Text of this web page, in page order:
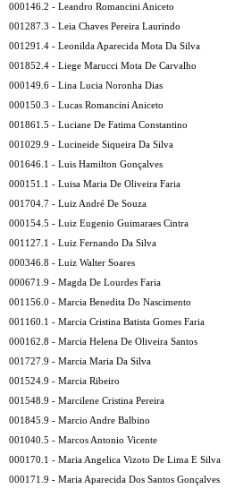
000146.2 - Leandro Romancini Aniceto
001287.3 - Leia Chaves Pereira Laurindo
001291.4 - Leonilda Aparecida Mota Da Silva
001852.4 - Liege Marucci Mota De Carvalho
000149.6 - Lina Lucia Noronha Dias
000150.3 - Lucas Romancini Aniceto
001861.5 - Luciane De Fatima Constantino
001029.9 - Lucineide Siqueira Da Silva
001646.1 - Luis Hamilton Gonçalves
000151.1 - Luisa Maria De Oliveira Faria
001704.7 - Luiz André De Souza
000154.5 - Luiz Eugenio Guimaraes Cintra
001127.1 - Luiz Fernando Da Silva
000346.8 - Luiz Walter Soares
000671.9 - Magda De Lourdes Faria
001156.0 - Marcia Benedita Do Nascimento
001160.1 - Marcia Cristina Batista Gomes Faria
000162.8 - Marcia Helena De Oliveira Santos
001727.9 - Marcia Maria Da Silva
001524.9 - Marcia Ribeiro
001548.9 - Marcilene Cristina Pereira
001845.9 - Marcio Andre Balbino
001040.5 - Marcos Antonio Vicente
000170.1 - Maria Angelica Vizoto De Lima E Silva
000171.9 - Maria Aparecida Dos Santos Gonçalves